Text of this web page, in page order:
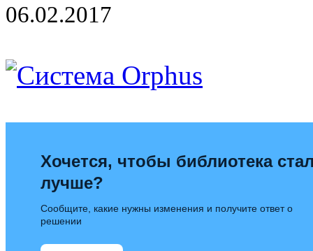
06.02.2017
Хочется, чтобы библиотека
лучше?
Сообщите, какие нужны изменения и получите ответ о
решении